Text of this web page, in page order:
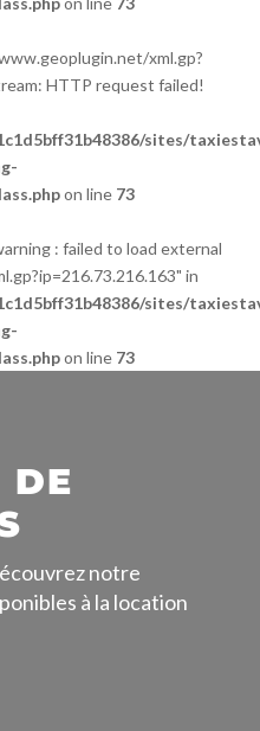
xml.gp?
HTTP request failed!
sites/
on line 73
: failed to load external
in
sites/
on line 73
DE
notre
à la location